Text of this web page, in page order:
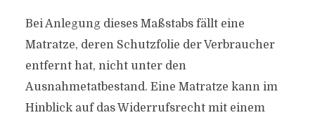
Bei Anlegung dieses Maßstabs fällt eine
Matratze, deren Schutzfolie der Verbraucher
entfernt hat, nicht unter den
Ausnahmetatbestand. Eine Matratze kann im
Hinblick auf das Widerrufsrecht mit einem